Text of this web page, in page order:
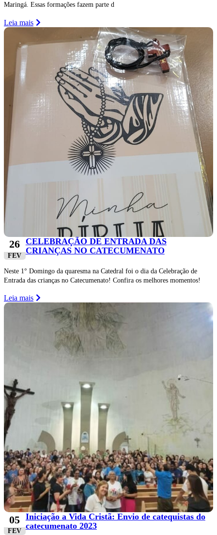
Maringá. Essas formações fazem parte d
Leia mais
26
FEV
CELEBRAÇÃO DE ENTRADA DAS
CRIANÇAS NO CATECUMENATO
Neste 1° Domingo da quaresma na Catedral foi o dia da Celebração de
Entrada das crianças no Catecumenato! Confira os melhores momentos!
Leia mais
05
FEV
Iniciação a Vida Cristã: Envio de catequistas do
catecumenato 2023